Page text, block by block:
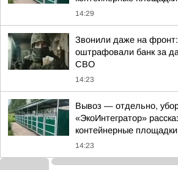
14:29
Звонили даже на
оштрафовали банк за
СВО
14:23
Вывоз — отдельно,
«ЭкоИнтегратор»
контейнерные площадки
14:23